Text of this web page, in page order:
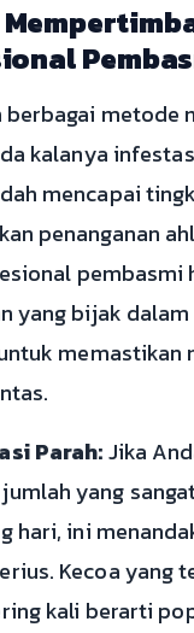
berbagai metode
kalanya
mencapai
penanganan
pembasmi
yang bijak
memastikan
Parah:Jika
yang
hari, ini
Kecoa yang
kali berarti